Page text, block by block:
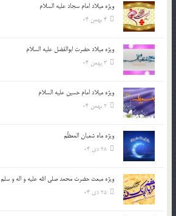
ویژه میلاد امام سجاد علیه السلام
4 بهمن 04
ویژه میلاد حضرت ابوالفضل علیه السلام
3 بهمن 04
ویژه میلاد امام حسین علیه السلام
2 بهمن 04
ویژه ماه شعبان المعظّم
28 دی 04
ویژه مبعث حضرت محمد صلی الله علیه و اله و سلم
25 دی 04